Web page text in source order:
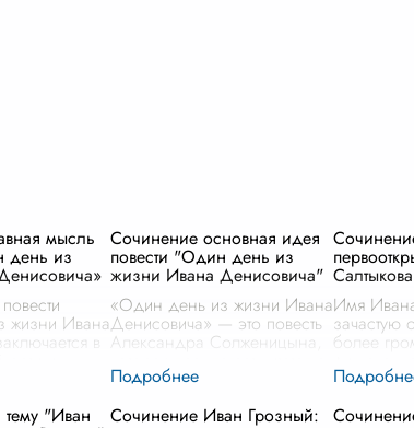
мысль
день из
жизни Ивана
в
духа
Сочинение основная идея
повести "Один день из
жизни Ивана Денисовича"
«Один день из жизни Ивана
Денисовича» — это повесть
Александра Солженицына,
проникновенный взгляд на
человека в суровых
Салтыкова
Имя
зачастую
более
"Иван Сочинение Иван Грозный: